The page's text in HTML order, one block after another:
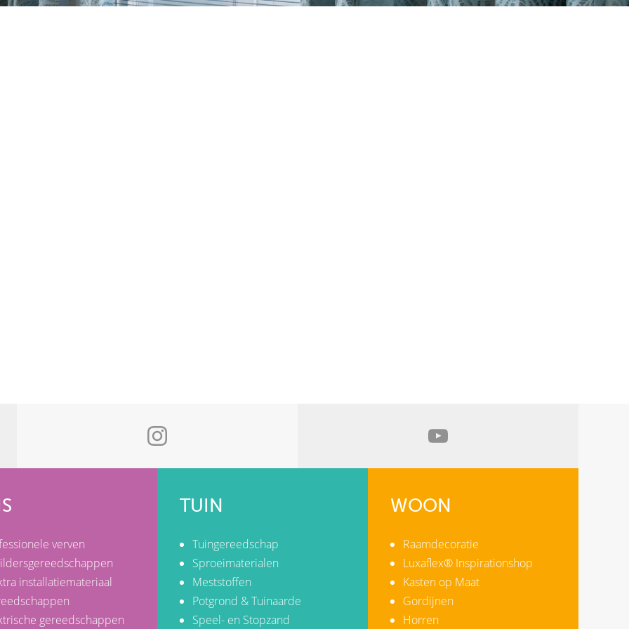
verven
installatiemateriaal
gereedschappen
TUIN
Tuingereedschap
Sproeimaterialen
Meststoffen
Potgrond & Tuinaarde
Speel- en Stopzand
WOON
Raamdecoratie
Luxaflex® Inspirationshop
Kasten op Maat
Gordijnen
Horren